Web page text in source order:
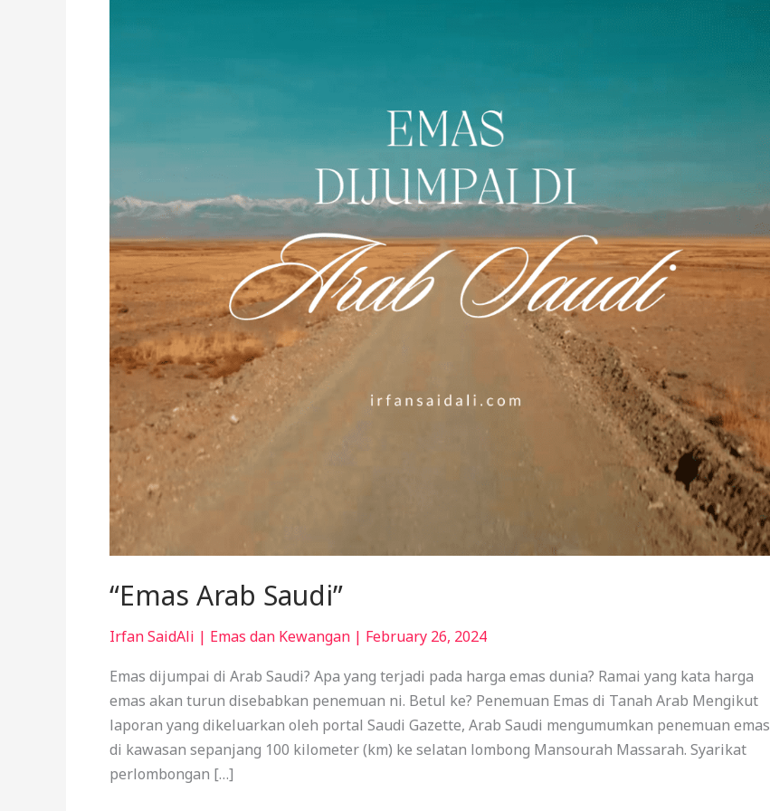
“Emas Arab Saudi”
Irfan SaidAli | Emas dan Kewangan | February 26, 2024
Emas dijumpai di Arab Saudi? Apa yang terjadi pada harga emas dunia? Ramai yang kata harga
emas akan turun disebabkan penemuan ni. Betul ke? Penemuan Emas di Tanah Arab Mengikut
laporan yang dikeluarkan oleh portal Saudi Gazette, Arab Saudi mengumumkan penemuan emas
di kawasan sepanjang 100 kilometer (km) ke selatan lombong Mansourah Massarah. Syarikat
perlombongan […]